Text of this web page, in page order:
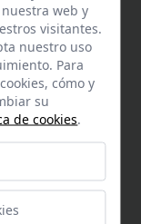
que te
laborables.
de 8:00 a 14:00
web y
visitantes.
nuestro uso
Para
cómo y
su
de cookies.